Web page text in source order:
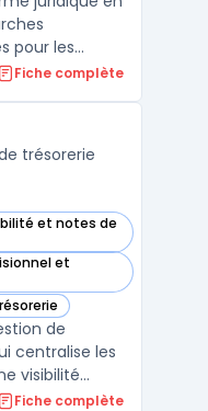
pour les
et
la gestion des
Fiche complète
trésorerie
et notes de
et
de
centralise les
visibilité
consolide
Fiche complète